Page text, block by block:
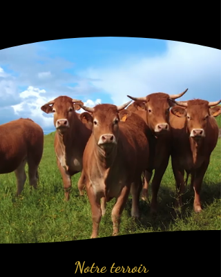
Notre terroir